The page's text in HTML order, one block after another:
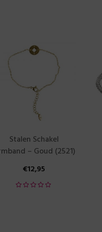
Stalen Schakel
– Goud (2521)
€12,95